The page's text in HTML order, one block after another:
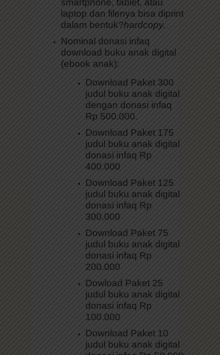
laptop dan filenya bisa diprint
dalam bentuk?hardcopy.
download buku anak digital
(ebook anak):
judul buku anak digital
dengan donasi infaq
Rp 500.000.
judul buku anak digital
donasi infaq Rp
400.000
judul buku anak digital
donasi infaq Rp
300.000
judul buku anak digital
donasi infaq Rp
200.000
judul buku anak digital
donasi infaq Rp
100.000
judul buku anak digital
donasi infaq Rp 50.000